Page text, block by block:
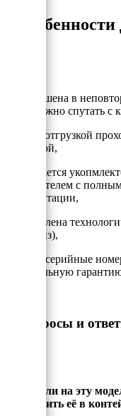
- Выкрашена в
невозможно спутать с
- Перед отгрузкой
нагрузкой,
- Передается
и глушителем с
документации,
- Заправлена
антифриз),
- Имеет серийные
официальную
Вопросы и
Можно ли на эту
установить её в